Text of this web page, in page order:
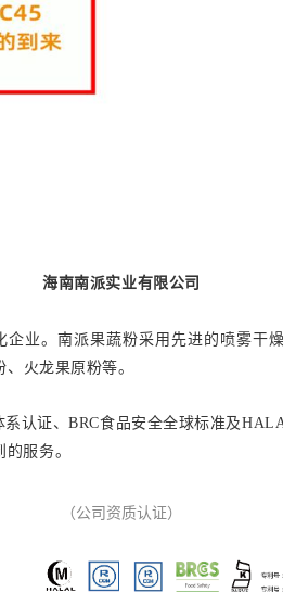
海南南派实业有限公司
业。南派果蔬粉采用先进的喷雾干
火龙果原粉等。
认证、BRC食品安全全球标准及
服务。
（公司资质认证）